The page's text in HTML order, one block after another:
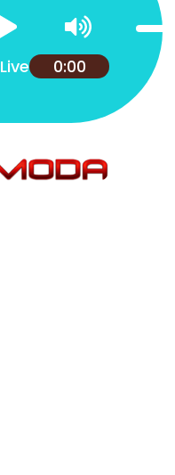
Live 0:00